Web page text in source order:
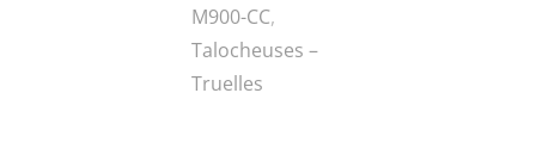
M900-CC,
Talocheuses –
Truelles